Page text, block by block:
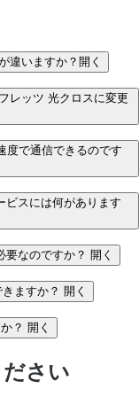
違いますか？ 開く
レッツ 光クロスに変更
度で通信できるのです
ビスには何があります
要なのですか？ 開く
ますか？ 開く
？ 開く
さい